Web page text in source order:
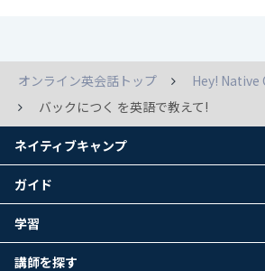
オンライン英会話トップ
Hey! Native
バックにつく を英語で教えて!
ネイティブキャンプ
ガイド
学習
講師を探す